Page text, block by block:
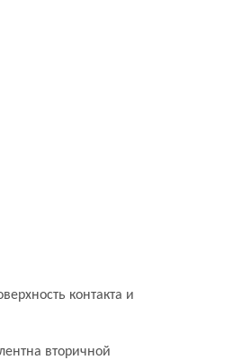
контакта и
вторичной